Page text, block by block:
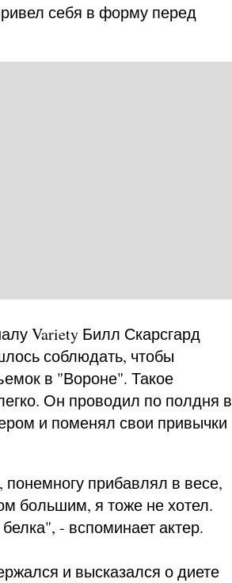
себя в форму перед
Variety Билл Скарсгард
соблюдать, чтобы
в "Вороне". Такое
Он проводил по полдня в
и поменял свои привычки
прибавлял в весе,
большим, я тоже не хотел.
- вспоминает актер.
и высказался о диете